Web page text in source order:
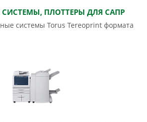
ПЛОТТЕРЫ ДЛЯ САПР
системы Torus Tereoprint формата